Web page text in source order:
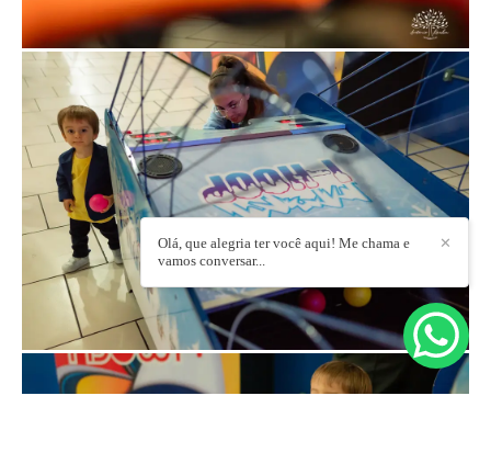
✕
Olá, que alegria ter você aqui! Me chama e
vamos conversar...